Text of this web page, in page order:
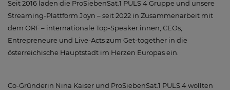
Seit 2016 laden die ProSiebenSat.1 PULS 4 Gruppe und unsere
Streaming-Plattform Joyn – seit 2022 in Zusammenarbeit mit
dem ORF – internationale Top-Speaker:innen, CEOs,
Entrepreneure und Live-Acts zum Get-together in die
österreichische Hauptstadt im Herzen Europas ein.
Co-Gründerin Nina Kaiser und ProSiebenSat.1 PULS 4 wollten